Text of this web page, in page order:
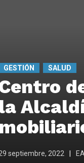
GESTIÓN SALUD
la
septiembre, 2022